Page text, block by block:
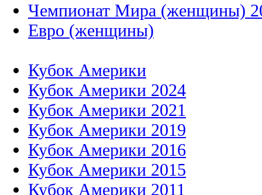
Чемпионат Мира (женщины)
Евро (женщины)
Кубок Америки
Кубок Америки 2024
Кубок Америки 2021
Кубок Америки 2019
Кубок Америки 2016
Кубок Америки 2015
Кубок Америки 2011